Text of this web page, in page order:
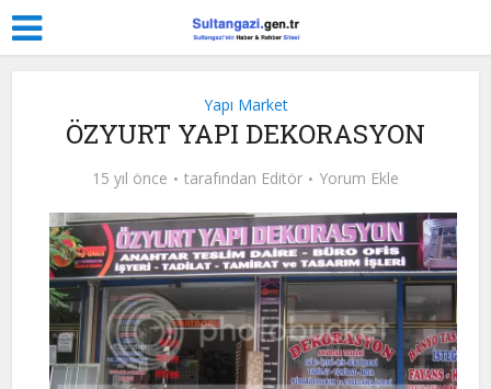
Yapı Market
ÖZYURT YAPI DEKORASYON
15 yıl önce tarafından Editör Yorum Ekle